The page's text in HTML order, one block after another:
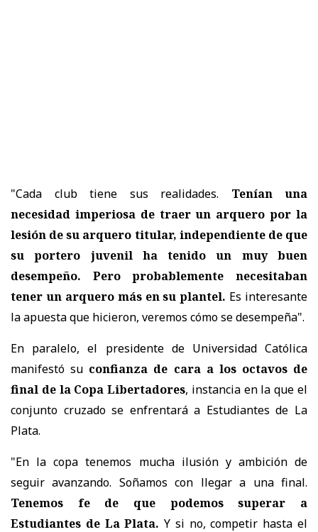
"Cada club tiene sus realidades. Tenían una
necesidad imperiosa de traer un arquero por la
lesión de su arquero titular, independiente de que
su portero juvenil ha tenido un muy buen
desempeño. Pero probablemente necesitaban
tener un arquero más en su plantel. Es interesante
la apuesta que hicieron, veremos cómo se desempeña".
En paralelo, el presidente de Universidad Católica
manifestó su confianza de cara a los octavos de
final de la Copa Libertadores, instancia en la que el
conjunto cruzado se enfrentará a Estudiantes de La
Plata.
"En la copa tenemos mucha ilusión y ambición de
seguir avanzando. Soñamos con llegar a una final.
Tenemos fe de que podemos superar a
Estudiantes de La Plata. Y si no, competir hasta el